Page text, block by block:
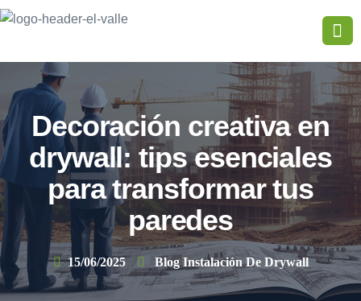
Decoración creativa en
drywall: tips esenciales
para transformar tus
paredes
15/06/2025 Blog Instalación De Drywall